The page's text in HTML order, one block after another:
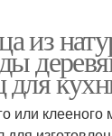
из
или клееного